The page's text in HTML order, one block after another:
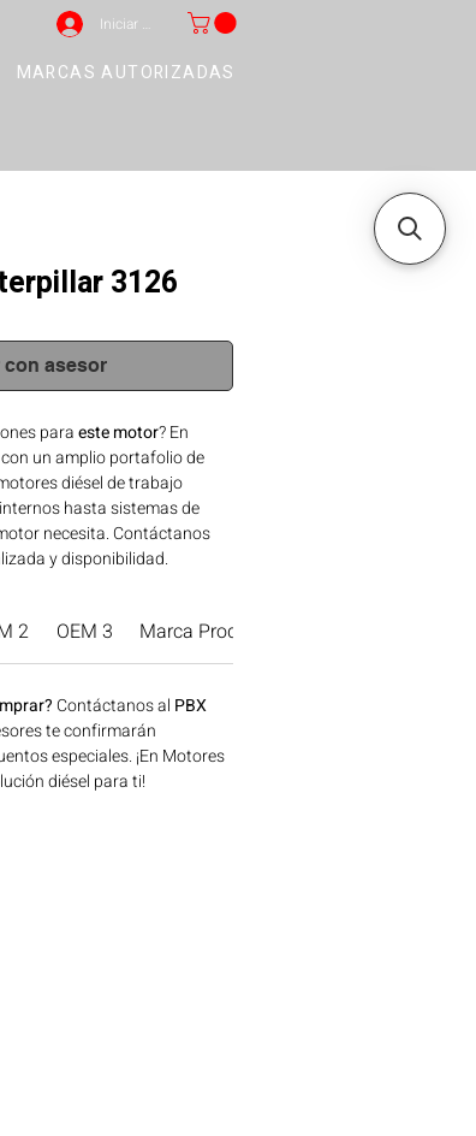
Iniciar sesión
MARCAS AUTORIZADAS
3126
asesor
paraeste motor? En
un amplio portafolio de
diésel de trabajo
hasta sistemas de
necesita. Contáctanos
y disponibilidad.
2 OEM 3 Marca Producto.
Contáctanos al PBX
te confirmarán
especiales. ¡En Motores
diésel para ti!